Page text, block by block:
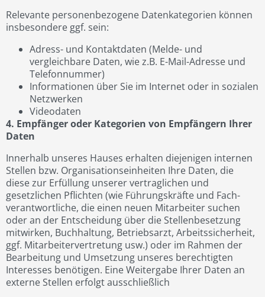
Relevante personenbezogene Datenkategorien können
insbesondere ggf. sein:
Adress- und Kontaktdaten (Melde- und
vergleichbare Daten, wie z.B. E-Mail-Adresse und
Telefonnummer)
Informationen über Sie im Internet oder in sozialen
Netzwerken
Videodaten
4. Empfänger oder Kategorien von Empfängern Ihrer
Daten
Innerhalb unseres Hauses erhalten diejenigen internen
Stellen bzw. Organisationseinheiten Ihre Daten, die
diese zur Erfüllung unserer vertraglichen und
gesetzlichen Pflichten (wie Führungskräfte und Fach-
verantwortliche, die einen neuen Mitarbeiter suchen
oder an der Entscheidung über die Stellenbesetzung
mitwirken, Buchhaltung, Betriebsarzt, Arbeitssicherheit,
ggf. Mitarbeitervertretung usw.) oder im Rahmen der
Bearbeitung und Umsetzung unseres berechtigten
Interesses benötigen. Eine Weitergabe Ihrer Daten an
externe Stellen erfolgt ausschließlich